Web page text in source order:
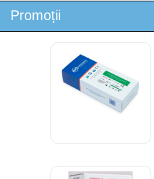
Promoții